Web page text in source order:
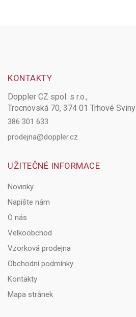
KONTAKTY
Doppler CZ spol. s r.o.,
Trocnovská 70, 374 01 Trhové Sviny
386 301 633
prodejna@doppler.cz
UŽITEČNÉ INFORMACE
Novinky
Napište nám
O nás
Velkoobchod
Vzorková prodejna
Obchodní podmínky
Kontakty
Mapa stránek